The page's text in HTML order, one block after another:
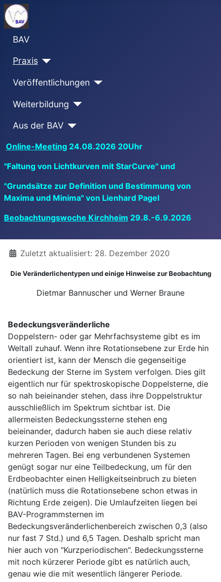
BAV
Praxis
Veröffentlichungen
Weiterbildung
Aus der BAV
Online-Meeting 24.08.2026 20Uhr
"Faltung von Lichtkurven mit StarCurve" und
"Grundsätze zur Definition und Bestimmung von
Maxima und Minima" von Lienhard Pagel
Beobachtungswoche Kirchheim 29.8.-6.9.2026
DetailsZuletzt aktualisiert: 28. Dezember 2020
Die Veränderlichentypen und einige Hinweise zur Beobachtung
Dietmar Bannuscher und Werner Braune
Bedeckungsveränderliche
Doppelstern- oder gar Mehrfachsysteme gibt es im
Weltall zuhauf. Wenn ihre Rotationsebene zur Erde hin
orientiert ist, kann der Mensch die gegenseitige
Bedeckung der Sterne im System verfolgen. Dies gilt
eigentlich nur für spektroskopische Doppelsterne, die
so nah beieinander stehen, dass ihre Doppelstruktur
ausschließlich im Spektrum sichtbar ist. Die
allermeisten Bedeckungssterne stehen eng
beieinander, dadurch haben sie auch diese relativ
kurzen Perioden von wenigen Stunden bis zu
mehreren Tagen. Bei eng verbundenen Systemen
genügt sogar nur eine Teilbedeckung, um für den
Erdbeobachter einen Helligkeitseinbruch zu bieten
(natürlich muss die Rotationsebene schon etwas in
Richtung Erde zeigen). Die Umlaufzeiten liegen bei
BAV-Programmsternen im
Bedeckungsveränderlichenbereich zwischen 0,3 (also
nur fast 7 Std.) und 6,5 Tagen. Deshalb spricht man
hier auch von "Kurzperiodischen". Bedeckungssterne
mit noch kürzerer Periode gibt es natürlich auch,
genau wie die mit wesentlich längerer Periode.